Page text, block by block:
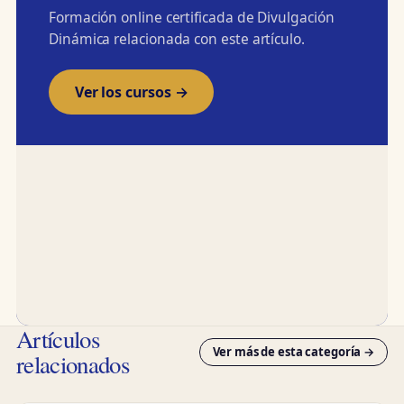
Formación online certificada de Divulgación
Dinámica relacionada con este artículo.
Ver los cursos →
Artículos
relacionados Ver más de esta categoría →